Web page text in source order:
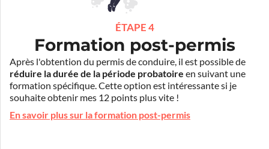
ÉTAPE 4
Formation post-permis
Après l'obtention du permis de conduire, il est possible de
réduire la durée de la période probatoire en suivant une
formation spécifique. Cette option est intéressante si je
souhaite obtenir mes 12 points plus vite !
En savoir plus sur la formation post-permis